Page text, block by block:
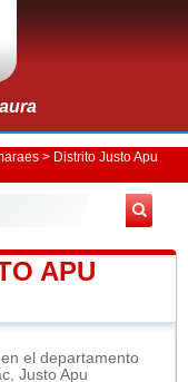
> Distrito Justo Apu
APU
el departamento
Justo Apu